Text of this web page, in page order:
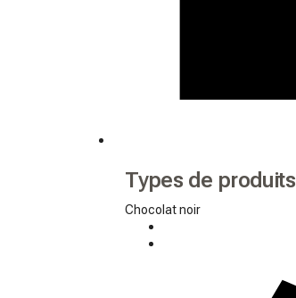
Types de produits
Chocolat noir